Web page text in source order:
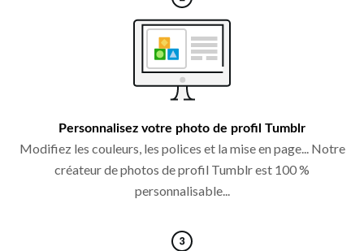
Personnalisez votre photo de profil Tumblr
Modifiez les couleurs, les polices et la mise en page... Notre
créateur de photos de profil Tumblr est 100 %
personnalisable...